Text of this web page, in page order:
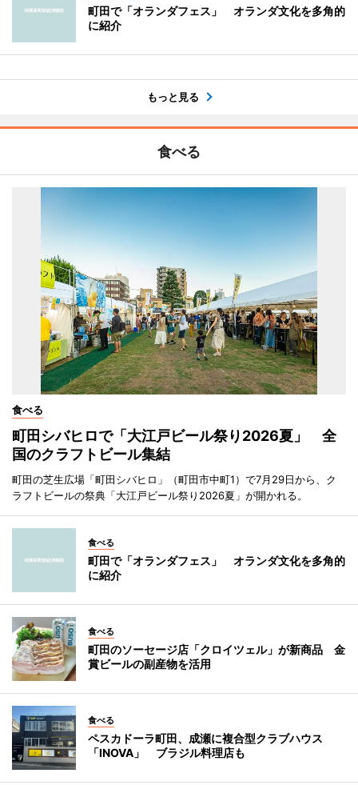
町田で「オランダフェス」 オランダ文化を多角的
に紹介
もっと見る
食べる
食べる
町田シバヒロで「大江戸ビール祭り2026夏」 全
国のクラフトビール集結
町田の芝生広場「町田シバヒロ」（町田市中町1）で7月29日から、ク
ラフトビールの祭典「大江戸ビール祭り2026夏」が開かれる。
食べる
町田で「オランダフェス」 オランダ文化を多角的
に紹介
食べる
町田のソーセージ店「クロイツェル」が新商品 金
賞ビールの副産物を活用
食べる
ペスカドーラ町田、成瀬に複合型クラブハウス
「INOVA」 ブラジル料理店も